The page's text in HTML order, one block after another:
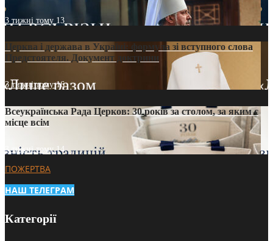
3 тижні тому 13
Церква і держава в Україні: формула зі вступного слова
Предстоятеля. Документ доктрини
3 тижні тому16
Всеукраїнська Рада Церков: 30 років за столом, за яким є
місце всім
3 тижні тому14
ПОЖЕРТВА
НАШ ТЕЛЕГРАМ
Категорії